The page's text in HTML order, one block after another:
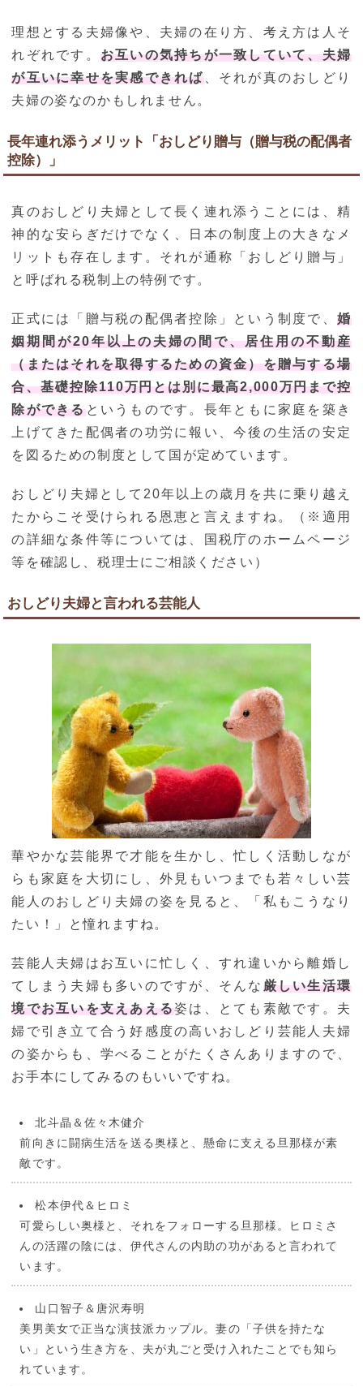
理想とする夫婦像や、夫婦の在り方、考え方は人そ
れぞれです。 お互いの気持ちが一致していて、夫婦
が互いに幸せを実感できれば、それが真のおしどり
夫婦の姿なのかもしれません。
長年連れ添うメリット「おしどり贈与（贈与税の配偶者
控除）」
真のおしどり夫婦として長く連れ添うことには、精
神的な安らぎだけでなく、日本の制度上の大きなメ
リットも存在します。それが通称「おしどり贈与」
と呼ばれる税制上の特例です。
正式には「贈与税の配偶者控除」という制度で、 婚
姻期間が20年以上の夫婦の間で、居住用の不動産
（またはそれを取得するための資金）を贈与する場
合、基礎控除110万円とは別に最高2,000万円まで控
除ができるというものです。長年ともに家庭を築き
上げてきた配偶者の功労に報い、今後の生活の安定
を図るための制度として国が定めています。
おしどり夫婦として20年以上の歳月を共に乗り越え
たからこそ受けられる恩恵と言えますね。（※適用
の詳細な条件等については、国税庁のホームページ
等を確認し、税理士にご相談ください）
おしどり夫婦と言われる芸能人
華やかな芸能界で才能を生かし、忙しく活動しなが
らも家庭を大切にし、外見もいつまでも若々しい芸
能人のおしどり夫婦の姿を見ると、「私もこうなり
たい！」と憧れますね。
芸能人夫婦はお互いに忙しく、すれ違いから離婚し
てしまう夫婦も多いのですが、そんな 厳しい生活環
境でお互いを支えあえる姿は、とても素敵です。夫
婦で引き立て合う好感度の高いおしどり芸能人夫婦
の姿からも、学べることがたくさんありますので、
お手本にしてみるのもいいですね。
北斗晶＆佐々木健介
前向きに闘病生活を送る奥様と、懸命に支える旦那様が素
敵です。
松本伊代＆ヒロミ
可愛らしい奥様と、それをフォローする旦那様。ヒロミさ
んの活躍の陰には、伊代さんの内助の功があると言われて
います。
山口智子＆唐沢寿明
美男美女で正当な演技派カップル。妻の「子供を持たな
い」という生き方を、夫が丸ごと受け入れたことでも知ら
れています。